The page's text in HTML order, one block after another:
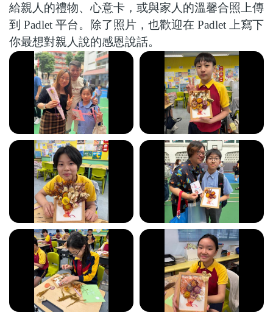
給親人的禮物、心意卡，或與家人的溫馨合照上傳
到 Padlet 平台。除了照片，也歡迎在 Padlet
上寫下
你最想對親人說的感恩說話。